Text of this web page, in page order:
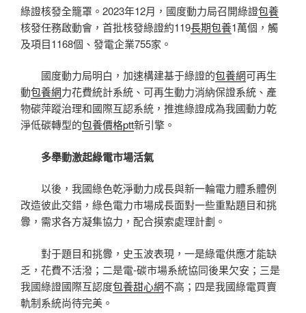
綠證核發全籠罩。2023年12月，國度動力局召開綠證包養
核發任務啟動會，首批核發綠證約119長期包養1萬個，觸
及項目1168個、發電企業755家。
國度動力局明白，加速構建基于綠證的包養網可再生
動包養網力花費統計系統、可再生動力消納保證系統、產
物碳萍蹤治理和國際互認系統，推進綠證成為我國動力乾
淨低碳轉型的包養價格ptt新引擎。
多舉動激起綠電市場活氣
以後，我國綠色乾淨動力成長與新一輪電力體系體例
改造彼此交錯，綠色電力市場成長面對一些重點題目和挑
釁，需求各方凝集協力，配合摸索處理計劃。
對于題目和挑釁，史玉波表現，一是綠電供應才能缺
乏，花費不活潑；二是電-碳市場系統協同後果欠安；三是
我國綠證國際互認度包養甜心網不高；四是我國綠電買賣
軌制系統尚待完美。